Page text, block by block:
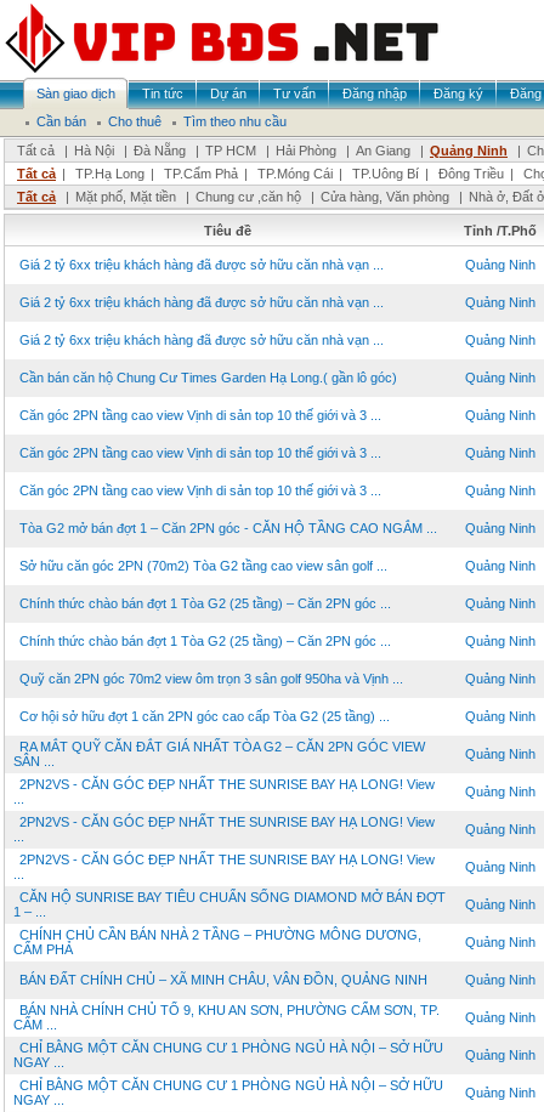
Sàn giao dịch Tin tức Dự án Tư vấn Đăng nhập Đăng ký
Đăng
Cần bán
Cho thuê
Tìm theo nhu cầu
Tất cả
| Hà Nội | Đà Nẵng | TP HCM | Hải Phòng | An Giang | Quảng Ninh |
Tất cả | TP.Hạ Long | TP.Cẩm Phả | TP.Móng Cái | TP.Uông Bí | Đông Triều |
Tất cả
| Mặt phố, Mặt tiền | Chung cư ,căn hộ | Cửa hàng, Văn phòng | Nhà ở, Đất ở
Tiêu đề Tỉnh /T.Phố
Giá 2 tỷ 6xx triệu khách hàng đã được sở hữu căn nhà vạn ... Quảng Ninh
Giá 2 tỷ 6xx triệu khách hàng đã được sở hữu căn nhà vạn ... Quảng Ninh
Giá 2 tỷ 6xx triệu khách hàng đã được sở hữu căn nhà vạn ... Quảng Ninh
Cần bán căn hộ Chung Cư Times Garden Hạ Long.( gần lô góc) Quảng Ninh
Căn góc 2PN tầng cao view Vịnh di sản top 10 thế giới và 3 ... Quảng Ninh
Căn góc 2PN tầng cao view Vịnh di sản top 10 thế giới và 3 ... Quảng Ninh
Căn góc 2PN tầng cao view Vịnh di sản top 10 thế giới và 3 ... Quảng Ninh
Tòa G2 mở bán đợt 1 – Căn 2PN góc - CĂN HỘ TẦNG CAO NGẮM ... Quảng Ninh
Sở hữu căn góc 2PN (70m2) Tòa G2 tầng cao view sân golf ... Quảng Ninh
Chính thức chào bán đợt 1 Tòa G2 (25 tầng) – Căn 2PN góc ... Quảng Ninh
Chính thức chào bán đợt 1 Tòa G2 (25 tầng) – Căn 2PN góc ... Quảng Ninh
Quỹ căn 2PN góc 70m2 view ôm trọn 3 sân golf 950ha và Vịnh ... Quảng Ninh
Cơ hội sở hữu đợt 1 căn 2PN góc cao cấp Tòa G2 (25 tầng) ... Quảng Ninh
RA MẮT QUỸ CĂN ĐẮT GIÁ NHẤT TÒA G2 – CĂN 2PN GÓC VIEW
SÂN ...
Quảng Ninh
2PN2VS - CĂN GÓC ĐẸP NHẤT THE SUNRISE BAY HẠ LONG! View
Quảng Ninh
2PN2VS - CĂN GÓC ĐẸP NHẤT THE SUNRISE BAY HẠ LONG! View
Quảng Ninh
2PN2VS - CĂN GÓC ĐẸP NHẤT THE SUNRISE BAY HẠ LONG! View
Quảng Ninh
CĂN HỘ SUNRISE BAY TIÊU CHUẨN SỐNG DIAMOND MỞ BÁN ĐỢT
1 – ...
Quảng Ninh
CHÍNH CHỦ CẦN BÁN NHÀ 2 TẦNG – PHƯỜNG MÔNG DƯƠNG,
CẨM PHẢ
Quảng Ninh
BÁN ĐẤT CHÍNH CHỦ – XÃ MINH CHÂU, VÂN ĐỒN, QUẢNG NINH Quảng Ninh
BÁN NHÀ CHÍNH CHỦ TỔ 9, KHU AN SƠN, PHƯỜNG CẨM SƠN, TP.
CẨM ...
Quảng Ninh
CHỈ BẰNG MỘT CĂN CHUNG CƯ 1 PHÒNG NGỦ HÀ NỘI – SỞ HỮU
NGAY ...
Quảng Ninh
CHỈ BẰNG MỘT CĂN CHUNG CƯ 1 PHÒNG NGỦ HÀ NỘI – SỞ HỮU
NGAY ...
Quảng Ninh